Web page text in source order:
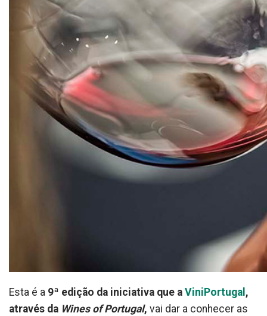
Esta é a 9ª edição da iniciativa que a ViniPortugal ,
através da Wines of Portugal, vai dar a conhecer as